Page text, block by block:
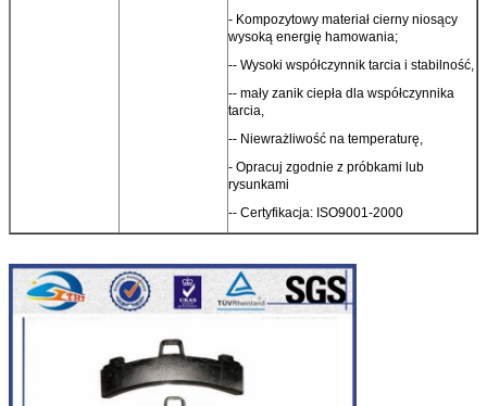
- Kompozytowy materiał cierny niosący
wysoką energię hamowania;
-- Wysoki współczynnik tarcia i stabilność,
-- mały zanik ciepła dla współczynnika
tarcia,
-- Niewrażliwość na temperaturę,
- Opracuj zgodnie z próbkami lub
rysunkami
-- Certyfikacja: ISO9001-2000